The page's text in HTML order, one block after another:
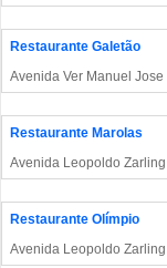
Restaurante Galetão
Avenida Ver Manuel
Restaurante Marolas
Avenida Leopoldo
Restaurante Olímpio
Avenida Leopoldo